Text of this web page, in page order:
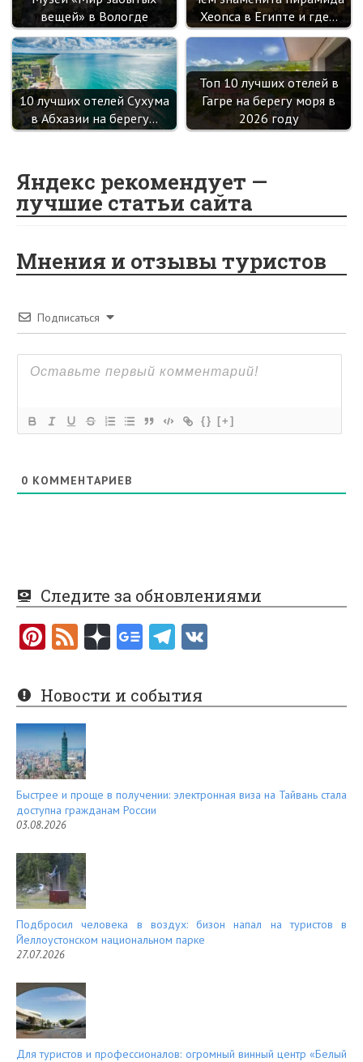
вещей» в Вологде
Хеопса в Египте и где…
10 лучших отелей Сухума
в Абхазии на берегу…
Топ 10 лучших отелей в
Гагре на берегу моря в
2026 году
Яндекс рекомендует —
лучшие статьи сайта
Мнения и отзывы туристов
Подписаться
{} [+]
0 КОММЕНТАРИЕВ
Следите за обновлениями
Pi
er
es
t
F
e
d
Новости и события
Быстрее и проще в получении: электронная виза на Тайвань стала
доступна гражданам России
03.08.2026
Подбросил человека в воздух: бизон напал на туристов в
Йеллоустонском национальном парке
27.07.2026
Для туристов и профессионалов: огромный винный центр «Белый